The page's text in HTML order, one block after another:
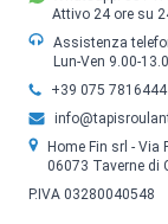
Attivo 24 ore su
Assistenza
Lun-Ven 9.00-
+39 075 7816444
Home Fin srl -
06073 Taverne di
P.IVA 03280040548